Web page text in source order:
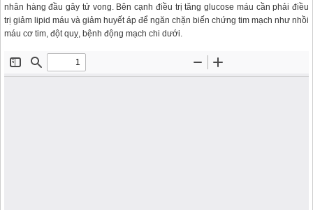
nhân hàng đầu gây tử vong. Bên cạnh điều trị tăng glucose máu cần phải điều
trị giảm lipid máu và giảm huyết áp để ngăn chặn biến chứng tim mạch như nhồi
máu cơ tim, đột quỵ, bệnh động mạch chi dưới.